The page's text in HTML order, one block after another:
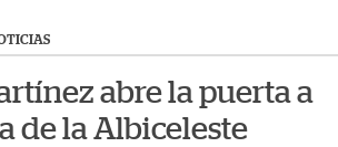
abre la puerta a
de la Albiceleste